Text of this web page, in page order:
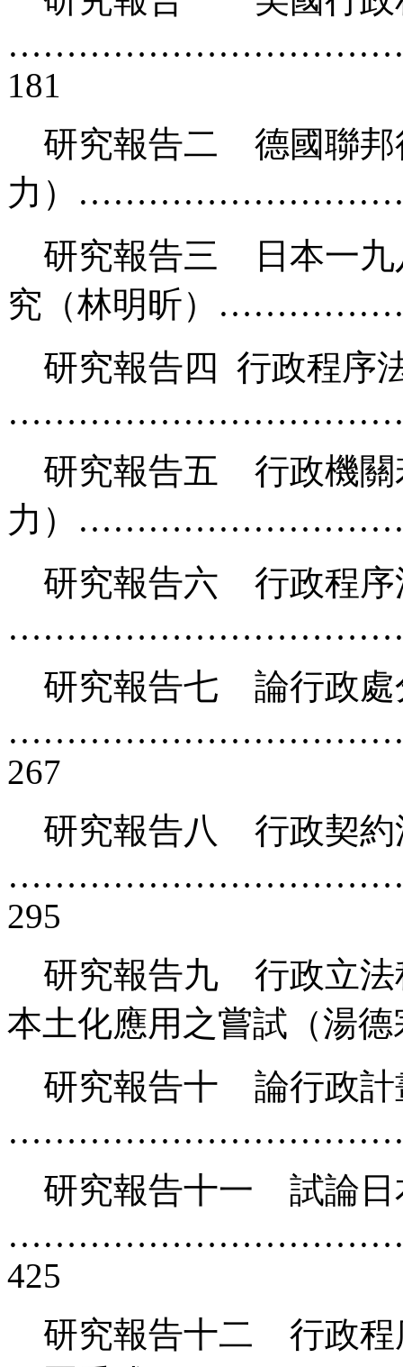
181
研究報告二 德國聯邦
力）
研究報告三 日本一九
究（林明昕）
研究報告四 行政程序
研究報告五 行政機關
力）
研究報告六 行政程序
研究報告七 論行政處
267
研究報告八 行政契約
295
研究報告九 行政立法
本土化應用之嘗試（
研究報告十 論行政計
研究報告十一 試論日
425
研究報告十二 行政程